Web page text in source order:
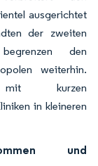
ausgerichtet
der zweiten
den
weiterhin.
mit kurzen
in kleineren
und